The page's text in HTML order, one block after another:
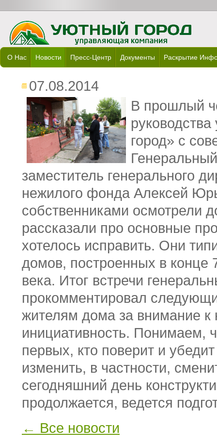
О Нас Новости Пресс-Центр Документы Раскрытие
07.08.2014
В прошлый
город» с
заместитель генерального
нежилого фонда Алексей
собственниками осмотрели
рассказали про основные
хотелось исправить. Они
домов, построенных в конце
века. Итог встречи
прокомментировал
жителям дома за внимание
инициативность. Понимаем,
первых, кто поверит и
изменить, в частности,
сегодняшний день
продолжается, ведется
← Все новости